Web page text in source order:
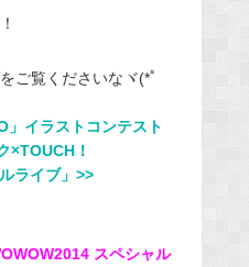
ご覧くださいなヾ(*ﾟ
」イラストコンテスト
×TOUCH！
ライブ」>>
スペシャル